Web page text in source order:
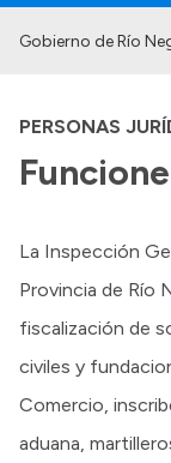
Autoridades
Normativa
Gestión
Transparencia
Presupuesto
Gobierno de Río
PERSONAS
La Inspección
Provincia de Río
fiscalización de
civiles y
Comercio,
aduana,